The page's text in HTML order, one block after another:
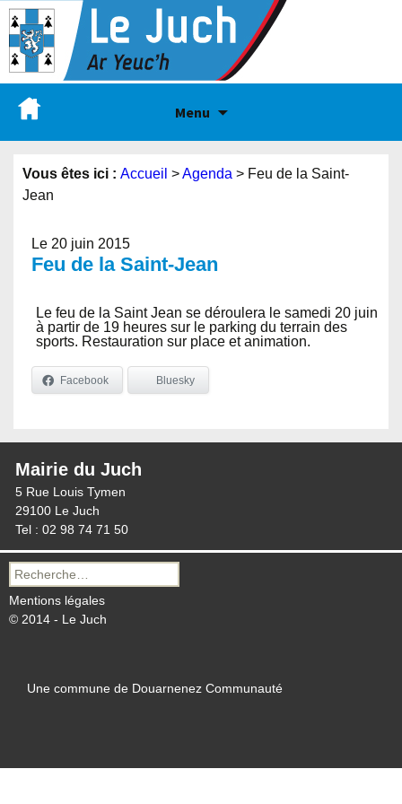
Menu
Vous êtes ici : Accueil >Agenda > Feu de la Saint-
Jean
Le 20 juin 2015
Feu de la Saint-Jean
Le feu de la Saint Jean se déroulera le samedi 20 juin
à partir de 19 heures sur le parking du terrain des
sports. Restauration sur place et animation.
Facebook Bluesky
Mairie du Juch
5 Rue Louis Tymen
29100 Le Juch
Tel : 02 98 74 71 50
Recherche
pour :
Mentions légales
© 2014 - Le Juch
Une commune de Douarnenez Communauté